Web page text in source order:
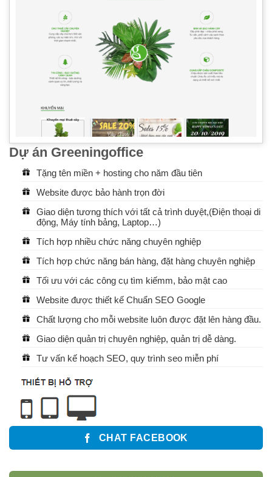
Dự án Greeningoffice
Tặng tên miền + hosting cho năm đầu tiên
Website được bảo hành trọn đời
Giao diện tương thích với tất cả trình duyệt,(Điện thoại di
động, Máy tính bảng, Laptop…)
Tích hợp nhiều chức năng chuyên nghiệp
Tích hợp chức năng bán hàng, đặt hàng chuyên nghiệp
Tối ưu với các công cụ tìm kiếmm, bảo mật cao
Website được thiết kế Chuẩn SEO Google
Chất lượng cho mỗi website luôn được đặt lên hàng đầu.
Giao diện quản trị chuyên nghiệp, quản trị dễ dàng.
Tư vấn kế hoạch SEO, quy trình seo miễn phí
CHAT FACEBOOK